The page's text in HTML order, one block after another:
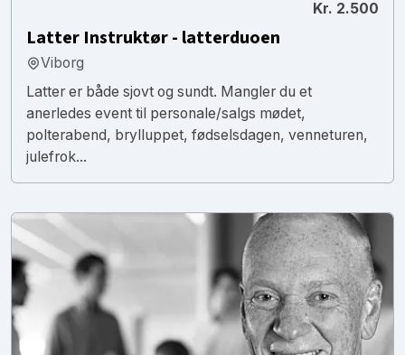
Kr. 2.500
Latter Instruktør - latterduoen
Viborg
Latter er både sjovt og sundt. Mangler du et
anerledes event til personale/salgs mødet,
polterabend, brylluppet, fødselsdagen, venneturen,
julefrok...